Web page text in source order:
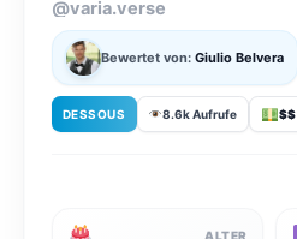
@varia.verse
Bewertet von: Giulio Belvera
DESSOUS 8.6k Aufrufe $$
ALTER